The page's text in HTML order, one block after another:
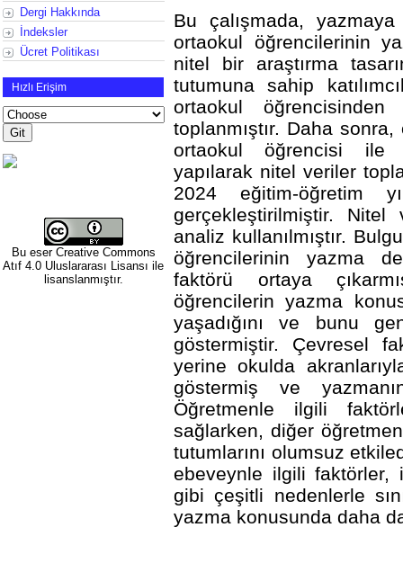
Dergi Hakkında
İndeksler
Ücret Politikası
Hızlı Erişim
Bu eser Creative Commons
Atıf 4.0 Uluslararası Lisansı ile
lisanslanmıştır.
Bu çalışmada,
ortaokul öğrencilerinin
nitel bir araştırma
tutumuna sahip
ortaokul
toplanmıştır. Daha
ortaokul öğrencisi ile
yapılarak nitel veriler
2024 eğitim-öğretim
gerçekleştirilmiştir.
analiz kullanılmıştır.
öğrencilerinin yazma
faktörü ortaya
öğrencilerin yazma
yaşadığını ve bunu
göstermiştir. Çevresel
yerine okulda
göstermiş ve
Öğretmenle ilgili
sağlarken, diğer
tutumlarını olumsuz
ebeveynle ilgili faktörler,
gibi çeşitli nedenlerle
yazma konusunda daha